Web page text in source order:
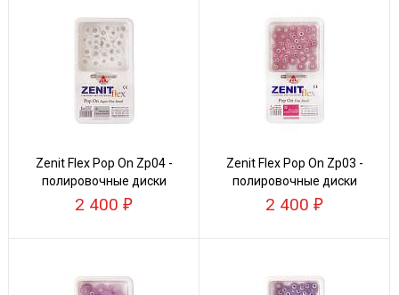
Zenit Flex Pop On Zp04 -
полировочные диски
2 400
Zenit Flex Pop On Zp03 -
полировочные диски
2 400